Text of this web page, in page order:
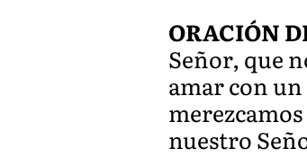
ORACIÓN
Señor, que
amar con
nuestro